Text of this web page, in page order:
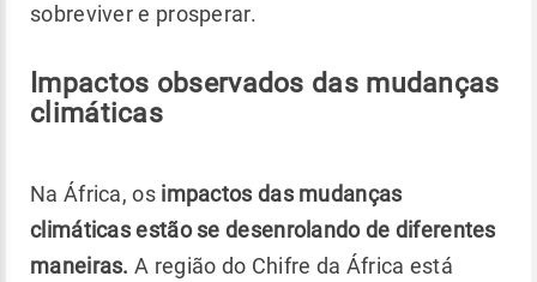
sobreviver e prosperar.
Impactos observados das mudanças
climáticas
Na África, os impactos das mudanças
climáticas estão se desenrolando de diferentes
maneiras. A região do Chifre da África está